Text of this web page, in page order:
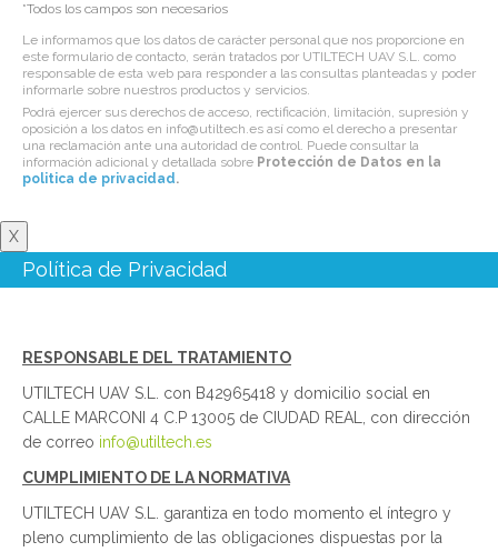
*Todos los campos son necesarios
Le informamos que los datos de carácter personal que nos proporcione en
este formulario de contacto, serán tratados por UTILTECH UAV S.L. como
responsable de esta web para responder a las consultas planteadas y poder
informarle sobre nuestros productos y servicios.
Podrá ejercer sus derechos de acceso, rectificación, limitación, supresión y
oposición a los datos en info@utiltech.es así como el derecho a presentar
una reclamación ante una autoridad de control. Puede consultar la
información adicional y detallada sobre Protección de Datos en la
politica de privacidad.
X
Política de Privacidad
RESPONSABLE DEL TRATAMIENTO
UTILTECH UAV S.L. con B42965418 y domicilio social en
CALLE MARCONI 4 C.P 13005 de CIUDAD REAL, con dirección
de correo info@utiltech.es
CUMPLIMIENTO DE LA NORMATIVA
UTILTECH UAV S.L. garantiza en todo momento el íntegro y
pleno cumplimiento de las obligaciones dispuestas por la